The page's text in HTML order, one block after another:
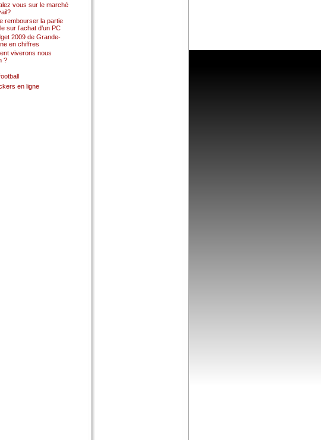
vous sur le marché
rembourser la partie
sur l’achat d’un PC
2009 de Grande-
en chiffres
viverons nous
?
en ligne